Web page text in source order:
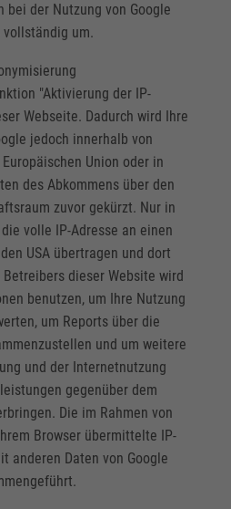
bei der Nutzung von Google
um.
"Aktivierung der IP-
Webseite. Dadurch wird Ihre
jedoch innerhalb von
Union oder in
des Abkommens über den
zuvor gekürzt. Nur in
volle IP-Adresse an einen
USA übertragen und dort
dieser Website wird
benutzen, um Ihre Nutzung
um Reports über die
und um weitere
und der Internetnutzung
gegenüber dem
Die im Rahmen von
Browser übermittelte IP-
anderen Daten von Google